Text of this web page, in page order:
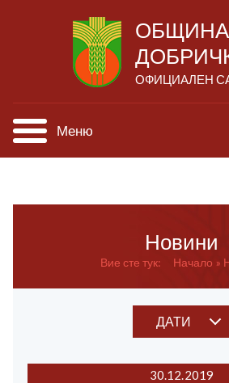
ОБЩИНА
ОФИЦИАЛЕН
Меню
Новини
Вие сте тук: Начало
ДАТИ
30.12 2019